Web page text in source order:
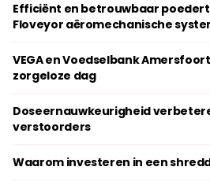
Efficiënt en betrouwbaar
Floveyor aëromechanische
VEGA en Voedselbank
zorgeloze dag
Doseernauwkeurigheid
verstoorders
Waarom investeren in een